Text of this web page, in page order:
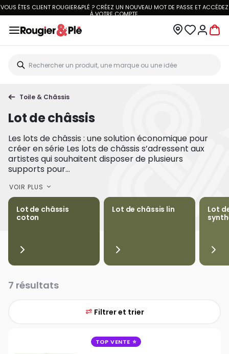
À DOMICILE OFFERTE DÈS 70€.VOIR CONDITIONS VOUS ÊTES CLIENT
Toile & Châssis
Lot de châssis
Les lots de châssis : une solution économique pour
créer en série Les lots de châssis s’adressent aux
artistes qui souhaitent disposer de plusieurs
supports pour...
VOIR PLUS
Lot de châssis
coton
Lot de châssis lin
Lot
7 résultats
Filtrer et trier
TOP VENTE